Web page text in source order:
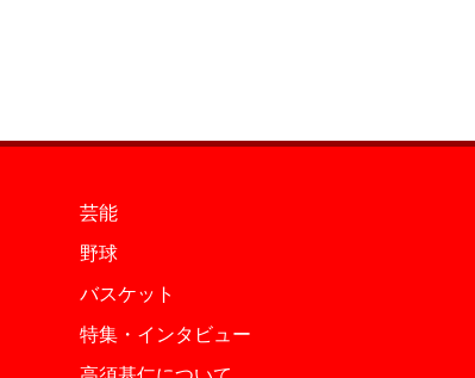
芸能
野球
バスケット
特集・インタビュー